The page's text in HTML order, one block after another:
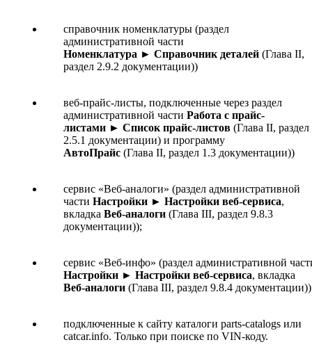
справочник номенклатуры (раздел
административной части
Номенклатура ► Справочник деталей (Глава II,
раздел 2.9.2 документации))
веб-прайс-листы, подключенные через раздел
административной части Работа с прайс-
листами ► Список прайс-листов (Глава II, раздел
2.5.1 документации) и программу
АвтоПрайс (Глава II, раздел 1.3 документации))
сервис «Веб-аналоги» (раздел административной
части Настройки ► Настройки веб-сервиса,
вкладка Веб-аналоги (Глава III, раздел 9.8.3
документации));
сервис «Веб-инфо» (раздел административной
Настройки ► Настройки веб-сервиса, вкладка
Веб-аналоги (Глава III, раздел 9.8.4 документации))
подключенные к сайту каталоги parts-catalogs или
catcar.info. Только при поиске по VIN-коду.